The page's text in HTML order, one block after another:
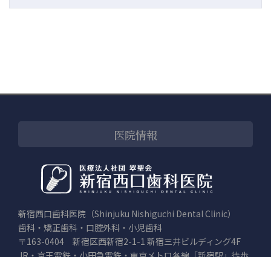
医院情報
新宿西口歯科医院（Shinjuku Nishiguchi Dental Clinic）
歯科・矯正歯科・口腔外科・小児歯科
〒163-0404 新宿区西新宿2-1-1 新宿三井ビルディング4F